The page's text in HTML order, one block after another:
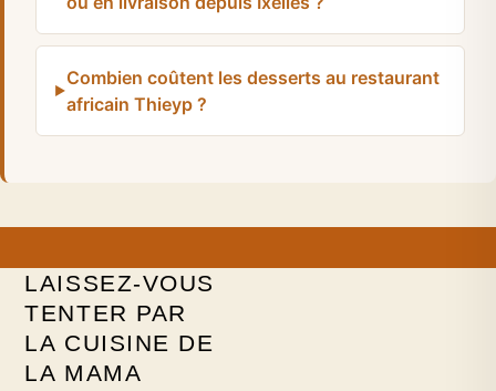
Combien coûtent les desserts au restaurant
africain Thieyp ?
LAISSEZ-VOUS
TENTER PAR
LA CUISINE DE
LA MAMA